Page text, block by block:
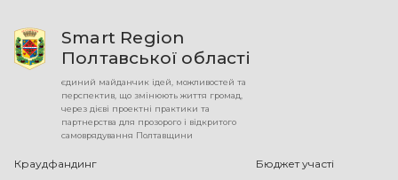
Smart Region
Полтавської області
єдиний майданчик ідей, можливостей та
перспектив, що змінюють життя громад,
через дієві проектні практики та
партнерства для прозорого і відкритого
самоврядування Полтавщини
Краудфандинг Бюджет участі